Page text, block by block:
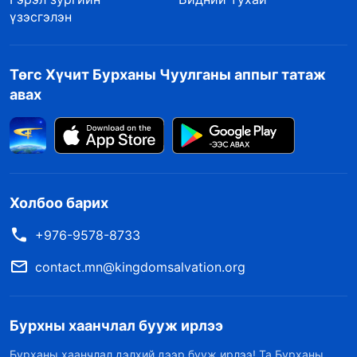
Түүний сонгохоор шийдсэн хүмүүсийг, эсвэл
биеийн хэмжээ зүгээр л тохирохгүй байсан
авирласныг Бурхан хэвийн гэж үзсэн. Тэр
өгнө” гэж хэлсэн юм. Бурханы хувьд эдгээр
үгийг тунхагласных нь дараа энэ хэрэг алхам
алхмаар биелж эхэлсэн; Бурханы нүдэнд бол
зүйл аль хэдийн биелсэн. Үүнийг
үзэсгэлэн
Төгс Хүчит Бурханы Чуулганы аппыг татаж
авах
Холбоо барих
+976-9578-8733
contact.mn@kingdomsalvation.org
Бурхны хаанчлал бууж ирлээ
Бурханы хаанчлал дэлхий дээр бууж ирлээ! Та Бурханы